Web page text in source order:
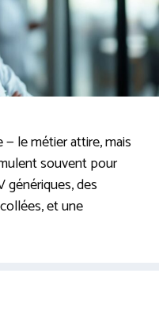
le métier attire, mais
souvent pour
génériques, des
et une